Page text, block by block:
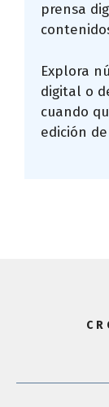
prensa
Explora
digital o
cuando
edición de